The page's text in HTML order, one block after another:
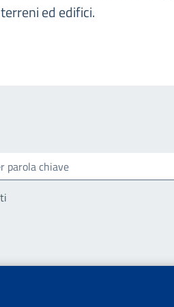
terreni ed edifici.